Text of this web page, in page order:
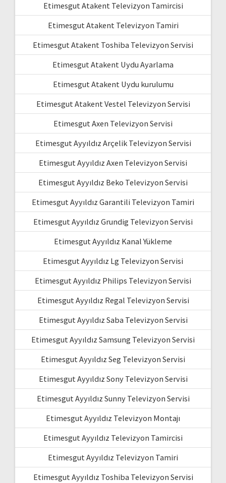
Etimesgut Atakent Televizyon Tamircisi
Etimesgut Atakent Televizyon Tamiri
Etimesgut Atakent Toshiba Televizyon Servisi
Etimesgut Atakent Uydu Ayarlama
Etimesgut Atakent Uydu kurulumu
Etimesgut Atakent Vestel Televizyon Servisi
Etimesgut Axen Televizyon Servisi
Etimesgut Ayyıldız Arçelik Televizyon Servisi
Etimesgut Ayyıldız Axen Televizyon Servisi
Etimesgut Ayyıldız Beko Televizyon Servisi
Etimesgut Ayyıldız Garantili Televizyon Tamiri
Etimesgut Ayyıldız Grundig Televizyon Servisi
Etimesgut Ayyıldız Kanal Yükleme
Etimesgut Ayyıldız Lg Televizyon Servisi
Etimesgut Ayyıldız Philips Televizyon Servisi
Etimesgut Ayyıldız Regal Televizyon Servisi
Etimesgut Ayyıldız Saba Televizyon Servisi
Etimesgut Ayyıldız Samsung Televizyon Servisi
Etimesgut Ayyıldız Seg Televizyon Servisi
Etimesgut Ayyıldız Sony Televizyon Servisi
Etimesgut Ayyıldız Sunny Televizyon Servisi
Etimesgut Ayyıldız Televizyon Montajı
Etimesgut Ayyıldız Televizyon Tamircisi
Etimesgut Ayyıldız Televizyon Tamiri
Etimesgut Ayyıldız Toshiba Televizyon Servisi